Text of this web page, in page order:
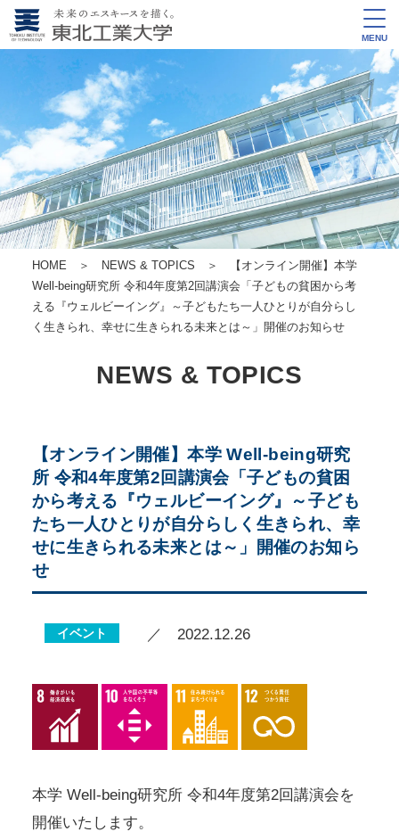
MENU
HOME ＞ NEWS & TOPICS ＞ 【オンライン開催】本学
Well-being研究所 令和4年度第2回講演会「子どもの貧困から考
える『ウェルビーイング』～子どもたち一人ひとりが自分らし
く生きられ、幸せに生きられる未来とは～」開催のお知らせ
NEWS & TOPICS
【オンライン開催】本学 Well-being研究
所 令和4年度第2回講演会「子どもの貧困
から考える『ウェルビーイング』～子ども
たち一人ひとりが自分らしく生きられ、幸
せに生きられる未来とは～」開催のお知ら
せ
イベント ／ 2022.12.26
本学 Well-being研究所 令和4年度第2回講演会を
開催いたします。